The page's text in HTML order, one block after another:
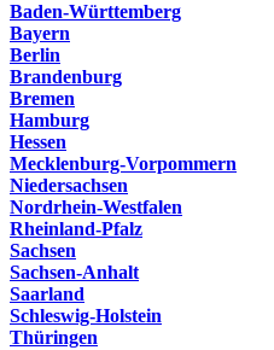
Baden-Württemberg
Bayern
Berlin
Brandenburg
Bremen
Hamburg
Hessen
Mecklenburg-Vorpommern
Niedersachsen
Nordrhein-Westfalen
Rheinland-Pfalz
Sachsen
Sachsen-Anhalt
Saarland
Schleswig-Holstein
Thüringen